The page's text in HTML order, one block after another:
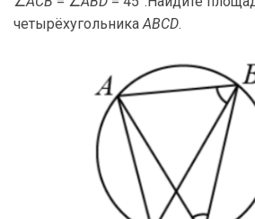
четырёхугольникаABCD.